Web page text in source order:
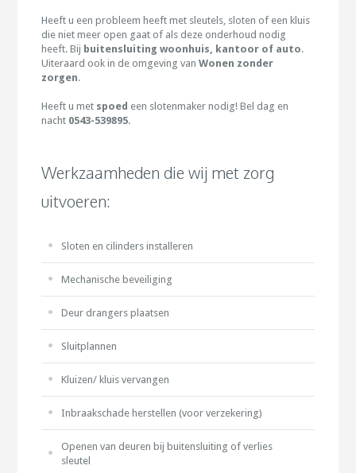
Heeft u een probleem heeft met sleutels, sloten of een kluis
die niet meer open gaat of als deze onderhoud nodig
heeft. Bij buitensluiting woonhuis, kantoor of auto.
Uiteraard ook in de omgeving vanWonen zonder
zorgen.
Heeft u met spoed een slotenmaker nodig! Bel dag en
nacht 0543-539895.
Werkzaamheden die wij met zorg
uitvoeren:
Sloten en cilinders installeren
Mechanische beveiliging
Deur drangers plaatsen
Sluitplannen
Kluizen/ kluis vervangen
Inbraakschade herstellen (voor verzekering)
Openen van deuren bij buitensluiting of verlies
sleutel